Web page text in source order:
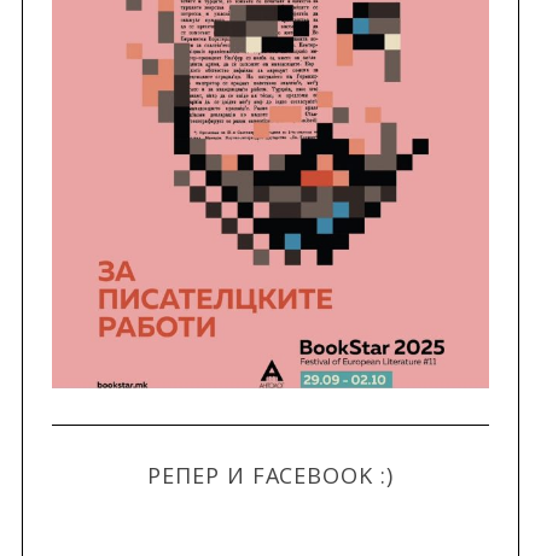
РЕПЕР И FACEBOOK :)